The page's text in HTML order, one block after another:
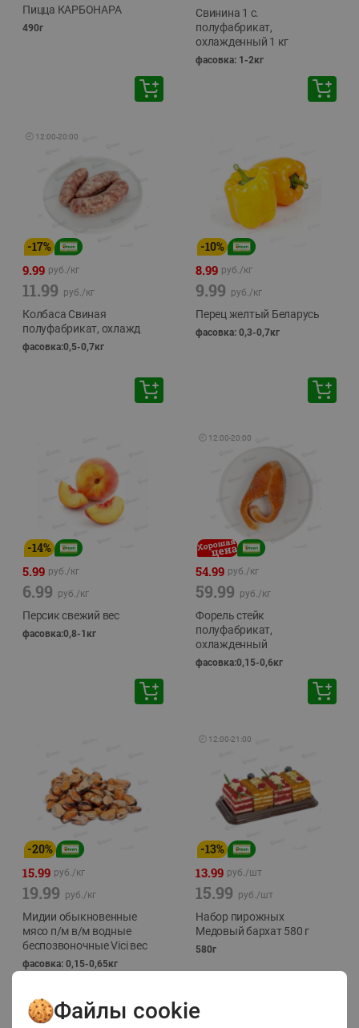
Пицца КАРБОНАРА
490г
Свинина 1 с.
полуфабрикат,
охлажденный 1 кг
фасовка: 1-2кг
🕘 12:00-20:00
-17%
9.99 руб./кг
11.99 руб./кг
Колбаса Свиная
полуфабрикат, охлажд
фасовка:0,5-0,7кг
-10%
8.99 руб./кг
9.99 руб./кг
Перец желтый Беларусь
фасовка: 0,3-0,7кг
-14%
5.99 руб./кг
6.99 руб./кг
Персик свежий вес
фасовка:0,8-1кг
🕘 12:00-20:00
54.99 руб./кг
59.99 руб./кг
Форель стейк
полуфабрикат,
охлажденный
фасовка:0,15-0,6кг
-20%
15.99 руб./кг
19.99 руб./кг
Мидии обыкновенные
мясо п/м в/м водные
беспозвоночные Vici вес
фасовка: 0,15-0,65кг
🕘 12:00-21:00
-13%
13.99 руб./шт
15.99 руб./шт
Набор пирожных
Медовый бархат 580 г
580г
Файлы cookie